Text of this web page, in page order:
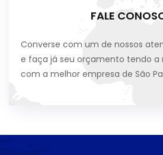
FALE
Converse com um de nossos
e faça já seu orçamento tendo a
com a melhor empresa de São